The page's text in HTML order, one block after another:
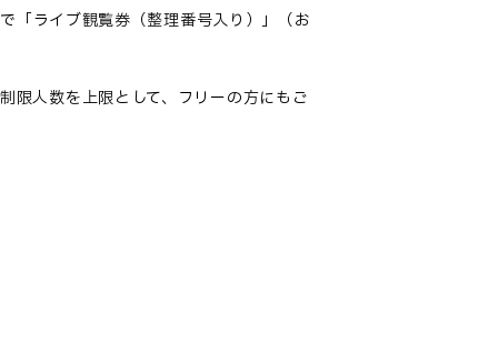
「ライブ観覧券（整理番号入り）」（お
限人数を上限として、フリーの方にもご